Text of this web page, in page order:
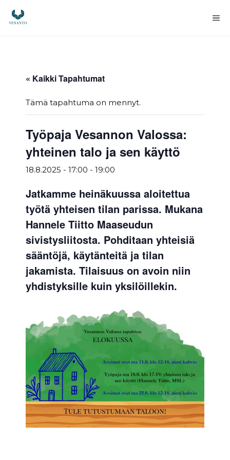
sisältöön
« Kaikki Tapahtumat
Tämä tapahtuma on mennyt.
Työpaja Vesannon Valossa:
yhteinen talo ja sen käyttö
18.8.2025 - 17:00 - 19:00
Jatkamme heinäkuussa aloitettua
työtä yhteisen tilan parissa. Mukana
Hannele Tiitto Maaseudun
sivistysliitosta. Pohditaan yhteisiä
sääntöjä, käytänteitä ja tilan
jakamista. Tilaisuus on avoin niin
yhdistyksille kuin yksilöillekin.